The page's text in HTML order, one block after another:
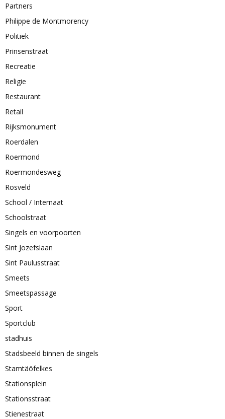
Partners
Philippe de Montmorency
Politiek
Prinsenstraat
Recreatie
Religie
Restaurant
Retail
Rijksmonument
Roerdalen
Roermond
Roermondesweg
Rosveld
School / Internaat
Schoolstraat
Singels en voorpoorten
Sint Jozefslaan
Sint Paulusstraat
Smeets
Smeetspassage
Sport
Sportclub
stadhuis
Stadsbeeld binnen de singels
Stamtäöfelkes
Stationsplein
Stationsstraat
Stienestraat